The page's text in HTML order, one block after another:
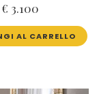
€ 3.100
AL CARRELLO